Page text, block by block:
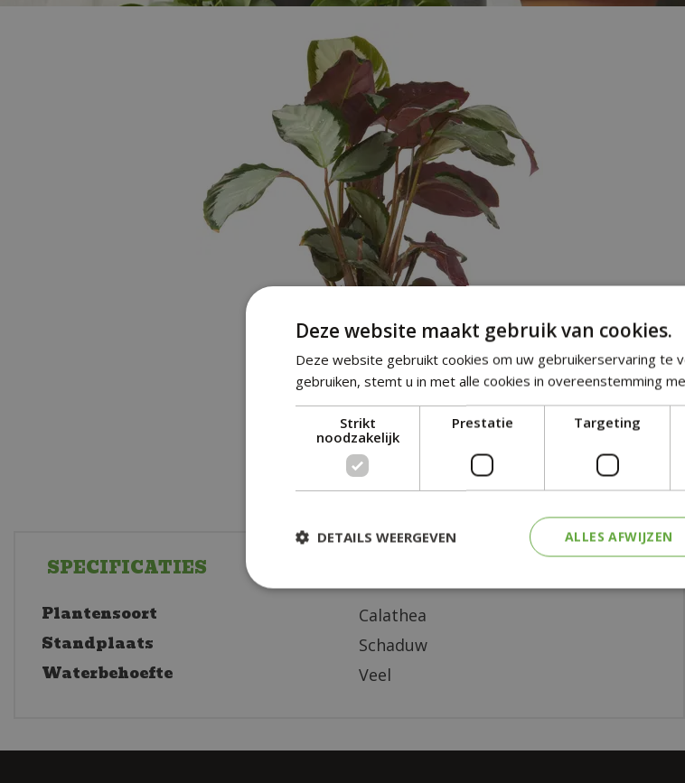
SPECIFICATIES
Plantensoort Calathea
Standplaats Schaduw
Waterbehoefte Veel
Deze website maakt gebruik van cookies.
Deze website gebruikt cookies om uw gebruikerservaring te
gebruiken, stemt u in met alle cookies in overeenstemming
Strikt
noodzakelijk
Prestatie Targeting
ALLES AFWIJZEN
DETAILS WEERGEVEN